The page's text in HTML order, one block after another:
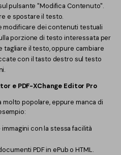
pulsante "Modifica Contenuto".
e spostare il testo.
modificare dei contenuti testuali
porzione di testo interessata per
tagliare il testo, oppure cambiare
con il tasto destro sul testo
e PDF-XChange Editor Pro
molto popolare, eppure manca di
con la stessa facilità
PDF in ePub o HTML.